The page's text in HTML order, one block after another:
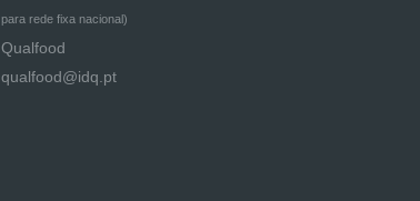
para rede fixa nacional)
Qualfood
qualfood@idq.pt